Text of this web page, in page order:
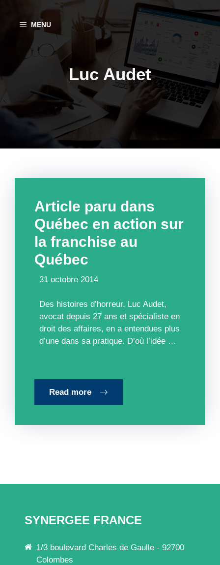
contenu
MENU
Luc Audet
Article paru dans
Québec en action sur
la franchise au
Québec
31 octobre 2014
Des histoires d’horreur, Luc Audet,
avocat depuis 27 ans et spécialiste en
droit des affaires, en a entendues plus
d’une dans sa pratique. D’où l’idée …
Read more
SYNERGEE FRANCE
1/3 boulevard Charles de Gaulle - 92700
Colombes